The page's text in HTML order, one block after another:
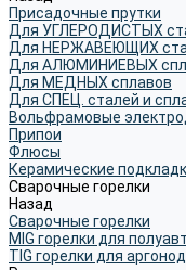
Присадочные прутки
Для УГЛЕРОДИСТЫХ
Для НЕРЖАВЕЮЩИХ
Для АЛЮМИНИЕВЫХ
Для МЕДНЫХ сплавов
Для СПЕЦ. сталей и
Вольфрамовые
Припои
Флюсы
Керамические
Сварочные горелки
Назад
Сварочные горелки
MIG горелки для
TIG горелки для